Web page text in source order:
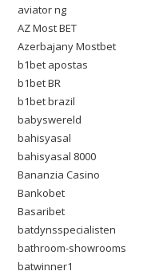
aviator ng
AZ Most BET
Azerbajany Mostbet
b1bet apostas
b1bet BR
b1bet brazil
babyswereld
bahisyasal
bahisyasal 8000
Bananzia Casino
Bankobet
Basaribet
batdynsspecialisten
bathroom-showrooms
batwinner1